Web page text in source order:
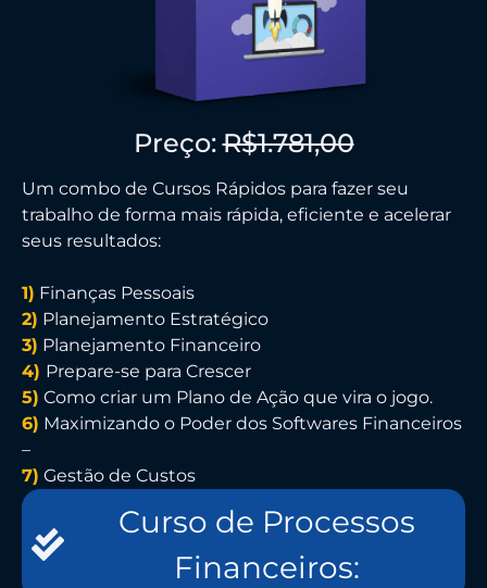
Preço:R$1.781,00
Um combo de Cursos Rápidos para fazer seu
trabalho de forma mais rápida, eficiente e acelerar
seus resultados:
1) Finanças Pessoais
2) Planejamento Estratégico
3) Planejamento Financeiro
4) Prepare-se para Crescer
5) Como criar um Plano de Ação que vira o jogo.
6) Maximizando o Poder dos Softwares Financeiros
–
7) Gestão de Custos
Curso de Processos
Financeiros: